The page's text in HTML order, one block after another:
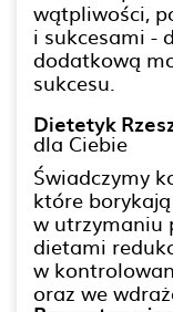
wątpliwości,
i sukcesami -
dodatkową
sukcesu.
Dietetyk
dla Ciebie
Świadczymy
które
w utrzymaniu
dietami
w
oraz we